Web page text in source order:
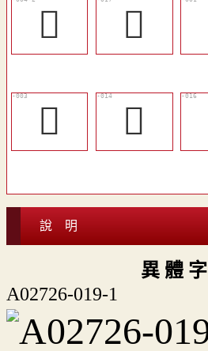
󳷏 󳷗
𦤐 󳷔
說 明
異 體 字
A02726-019-1